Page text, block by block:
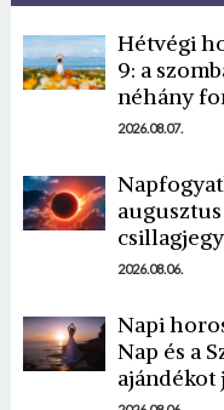
Hétvégi
9: a
néhány
2026.08.07.
2026.08.06.
Napi
Nap és a
ajándékot